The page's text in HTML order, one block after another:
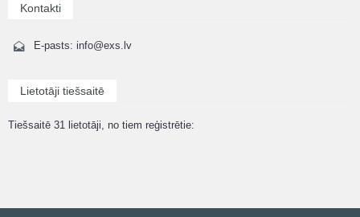
Kontakti
E-pasts: info@exs.lv
Lietotāji tiešsaitē
Tiešsaitē 31 lietotāji, no tiem reģistrētie: